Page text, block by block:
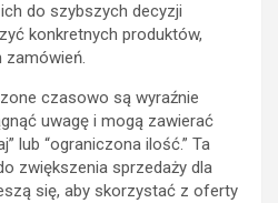
do szybszych decyzji
konkretnych produktów,
zamówień.
czasowo są wyraźnie
uwagę i mogą zawierać
lub “ograniczona ilość.” Ta
zwiększenia sprzedaży dla
się, aby skorzystać z oferty